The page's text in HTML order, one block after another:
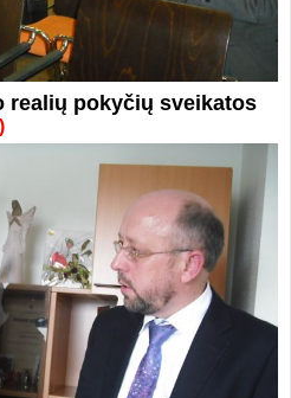
realių pokyčių sveikatos